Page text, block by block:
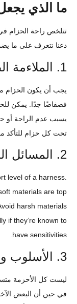
ما الذي
تتلخص راحة الحزام في
دعنا نتعرف على ما
1. الملاءمة الصحيحة هي
يجب أن يكون الحزام
فضفاضًا جدًا. يمكن
يسبب عدم الراحة أو
تحت كل حزام للتأكد
2. المسائل المادية
level of a harness.
materials are top
harsh materials
if they’re known to
have sensitivities.
3. الأسلوب والوظائف
ليست كل الأحزمة
في حين أن البعض